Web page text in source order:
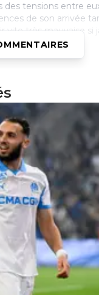
des tensions entre
de son arrivée
vite très mauvaise si
+ 311
plus difficile à
( et Fonseca
) Si l'OL gagne
contre marseille ( par
mette Greif contre